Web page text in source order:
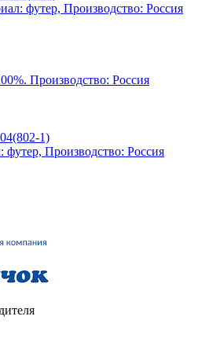
футер, Производство: Россия
Производство: Россия
Производство: Россия